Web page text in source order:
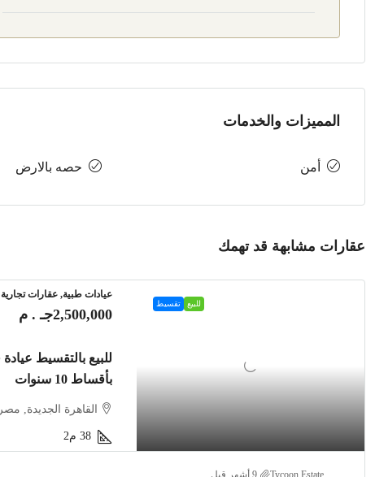
المميزات والخدمات
أمن حصه بالارض
عقارات مشابهة قد تهمك
للبيع تقسيط
عيادات طبية, عقارات تجارية
2,500,000جـ . م
بأقساط 10 سنوات
القاهرة الجديدة, مصر
38 م2
Tycoon Estate